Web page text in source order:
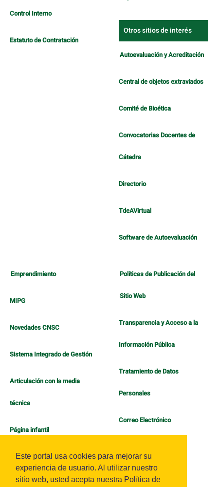
Este portal usa cookies para mejorar su
experiencia de usuario. Al utilizar nuestro
sitio web, usted acepta nuestra Política de
Control Interno
Estatuto de Contratación
Otros sitios de interés
Autoevaluación y Acreditación
Central de objetos extraviados
Comité de Bioética
Convocatorias Docentes de
Cátedra
Directorio
TdeAVirtual
Software de Autoevaluación
Emprendimiento
MIPG
Novedades CNSC
Sistema Integrado de Gestión
Articulación con la media
técnica
Página infantil
Políticas de Publicación del
Sitio Web
Transparencia y Acceso a la
Información Pública
Tratamiento de Datos
Personales
Correo Electrónico